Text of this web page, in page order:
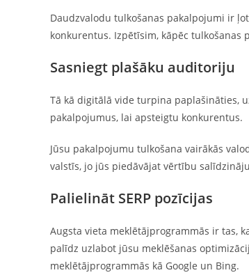
Daudzvalodu tulkošanas pakalpojumi ir
konkurentus. Izpētīsim, kāpēc
Sasniegt plašāku auditoriju
Tā kā digitālā vide turpina paplašināties,
pakalpojumus, lai apsteigtu konkurentus.
Jūsu pakalpojumu tulkošana vairākās
valstīs, jo jūs piedāvājat vērtību
Palielināt SERP pozīcijas
Augsta vieta meklētājprogrammās ir tas,
palīdz uzlabot jūsu meklēšanas
meklētājprogrammās kā Google un Bing.